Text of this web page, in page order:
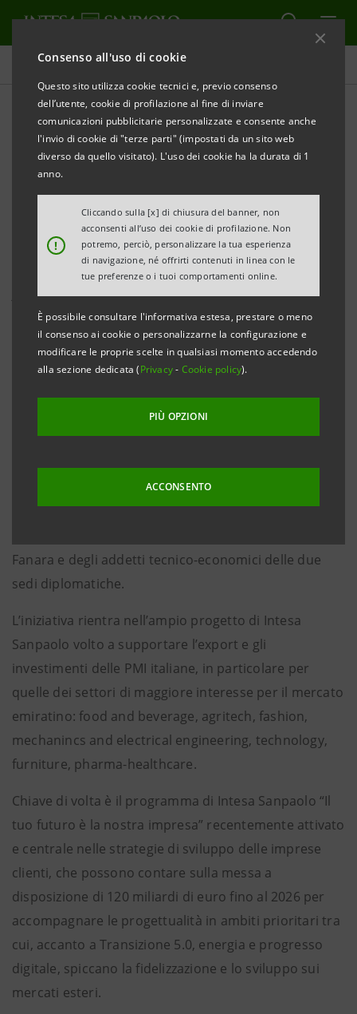
Consenso all'uso di cookie
Questo sito utilizza cookie tecnici e, previo consenso
dell’utente, cookie di profilazione al fine di inviare
comunicazioni pubblicitarie personalizzate e consente anche
l'invio di cookie di "terze parti" (impostati da un sito web
diverso da quello visitato). L'uso dei cookie ha la durata di 1
anno.
!
Cliccando sulla [x] di chiusura del banner, non
acconsenti all’uso dei cookie di profilazione. Non
potremo, perciò, personalizzare la tua esperienza
di navigazione, né offrirti contenuti in linea con le
tue preferenze o i tuoi comportamenti online.
È possibile consultare l'informativa estesa, prestare o meno
il consenso ai cookie o personalizzarne la configurazione e
modificare le proprie scelte in qualsiasi momento accedendo
alla sezione dedicata (Privacy- Cookie policy).
PIÙ OPZIONI
ACCONSENTO
Comunicati stampa
STAMPA AGGIORNA
INTESA SANPAOLO PER LE PMI ITALIANE NEGLI
EMIRATI ARABI
EMIRATINA IN ITALIA E QUELLA ITALIANA AD ABU
DHABI
Milano, 8 ottobre 2024 – “Doing business with the United
Arab Emirates”è il titolo e l’obiettivo del seminario
digitale dedicato alle PMI italiane realizzato da Intesa
Sanpaolo in collaborazione con l’Ambasciata italiana
ad Abu Dhabi e quella degli Emirati a Roma.
Gruppo bancario italiano forte di una rete
internazionale capace di accompagnare lo sviluppo
delle imprese nazionali sui mercati esteri, che
nell’occasione si è avvalsa della sinergia con le
diplomazie dei due Paesi, con la partecipazione degli
Fanara e degli addetti tecnico-economici delle due
sedi diplomatiche.
L’iniziativa rientra nell’ampio progetto di Intesa
Sanpaolo volto a supportare l’export e gli
investimenti delle PMI italiane, in particolare per
quelle dei settori di maggiore interesse per il mercato
emiratino: food and beverage, agritech, fashion,
mechanincs and electrical engineering, technology,
furniture, pharma-healthcare.
Chiave di volta è il programma di Intesa Sanpaolo “Il
tuo futuro è la nostra impresa” recentemente attivato
e centrale nelle strategie di sviluppo delle imprese
clienti, che possono contare sulla messa a
disposizione di 120 miliardi di euro fino al 2026 per
accompagnare le progettualità in ambiti prioritari tra
cui, accanto a Transizione 5.0, energia e progresso
digitale, spiccano la fidelizzazione e lo sviluppo sui
mercati esteri.